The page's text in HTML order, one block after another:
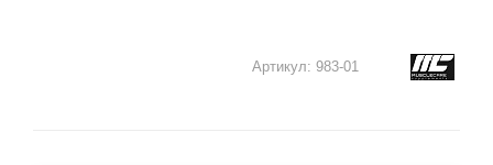
Артикул: 983-01